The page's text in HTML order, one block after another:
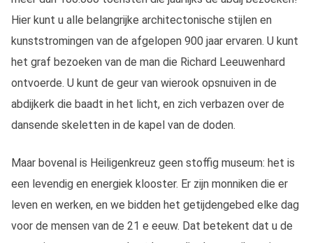
Hier kunt u alle belangrijke architectonische stijlen en
kunststromingen van de afgelopen 900 jaar ervaren. U kunt
het graf bezoeken van de man die Richard Leeuwenhard
ontvoerde. U kunt de geur van wierook opsnuiven in de
abdijkerk die baadt in het licht, en zich verbazen over de
dansende skeletten in de kapel van de doden.
Maar bovenal is Heiligenkreuz geen stoffig museum: het is
een levendig en energiek klooster. Er zijn monniken die er
leven en werken, en we bidden het getijdengebed elke dag
voor de mensen van de 21 e eeuw. Dat betekent dat u de